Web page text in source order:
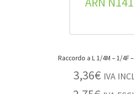
3,36€ IVA